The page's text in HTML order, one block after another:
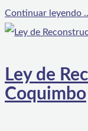
Continuar leyendo
Ley de
Coquimbo